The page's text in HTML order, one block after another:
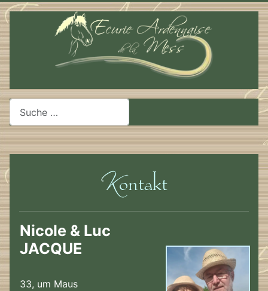
Suchen
Nicole & Luc
JACQUE
33, um Maus